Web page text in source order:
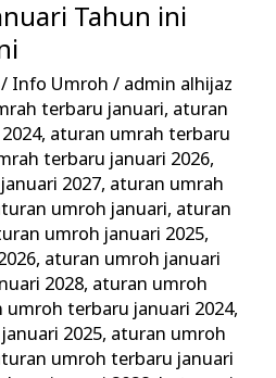
Tahun ini
/ Info Umroh / admin alhijaz
terbaru januari, aturan
, aturan umrah terbaru
terbaru januari 2026,
2027, aturan umrah
umroh januari, aturan
umroh januari 2025,
, aturan umroh januari
2028, aturan umroh
umroh terbaru januari 2024,
2025, aturan umroh
umroh terbaru januari